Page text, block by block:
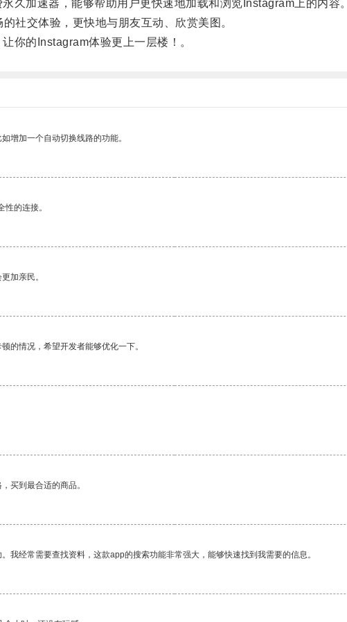
加速器，能够帮助用户更快速地加载和浏览Instagram上的内容。
交体验，更快地与朋友互动、欣赏美图。
的Instagram体验更上一层楼！。
增加一个自动切换线路的功能。
的连接。
加亲民。
的情况，希望开发者能够优化一下。
买到最合适的商品。
我经常需要查找资料，这款app的搜索功能非常强大，能够快速找到我需要的信息。